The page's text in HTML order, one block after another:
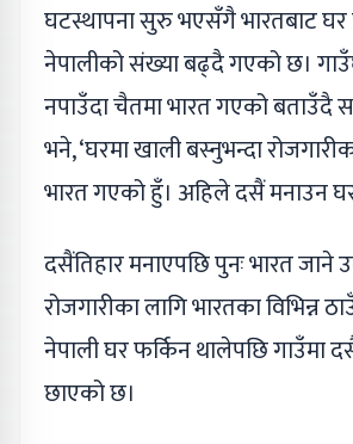
घटस्थापना सुरु भएसँगै भारतबाट घर
नेपालीको संख्या बढ्दै गएको छ।
नपाउँदा चैतमा भारत गएको बताउँदै
भने, ‘घरमा खाली बस्नुभन्दा
भारत गएको हुँ। अहिले दसैं मनाउन
दसैंतिहार मनाएपछि पुनः भारत जाने
रोजगारीका लागि भारतका विभिन्न
नेपाली घर फर्किन थालेपछि गाउँमा
छाएको छ।